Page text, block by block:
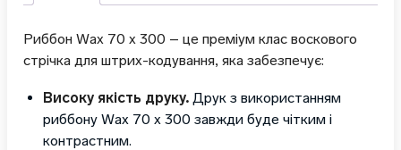
Риббон Wax 70 x 300 – це преміум клас воскового
стрічка для штрих-кодування, яка забезпечує:
Високу якість друку.Друк з використанням
риббону Wax 70 x 300 завжди буде чітким і
контрастним.